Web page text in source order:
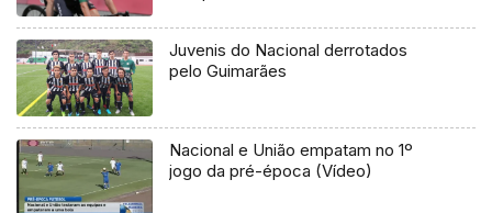
Juvenis do Nacional derrotados
pelo Guimarães
Nacional e União empatam no 1º
jogo da pré-época (Vídeo)